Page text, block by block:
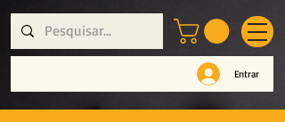
Entrar